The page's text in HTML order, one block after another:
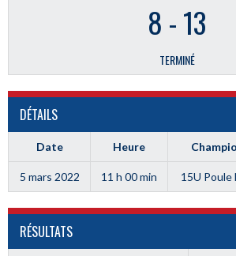
8 -13
TERMINÉ
DÉTAILS
Date Heure
5 mars 2022 11 h 00 min 15U Poule
RÉSULTATS